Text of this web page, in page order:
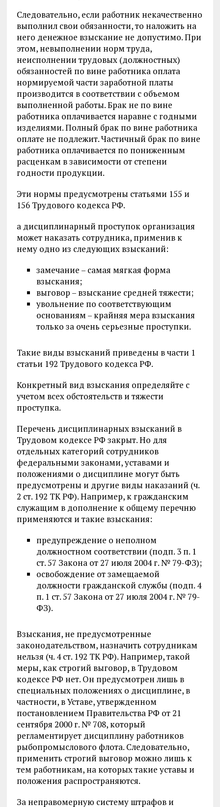
Следовательно, если работник некачественно
выполнил свои обязанности, то наложить на
него денежное взыскание не допустимо. При
этом, невыполнении норм труда,
неисполнении трудовых (должностных)
обязанностей по вине работника оплата
нормируемой части заработной платы
производится в соответствии с объемом
выполненной работы. Брак не по вине
работника оплачивается наравне с годными
изделиями. Полный брак по вине работника
оплате не подлежит. Частичный брак по вине
работника оплачивается по пониженным
расценкам в зависимости от степени
годности продукции.
Эти нормы предусмотрены статьями 155 и
156 Трудового кодекса РФ.
а дисциплинарный проступок организация
может наказать сотрудника, применив к
нему одно из следующих взысканий:
замечание – самая мягкая форма
взыскания;
выговор – взыскание средней тяжести;
увольнение по соответствующим
основаниям – крайняя мера взыскания
только за очень серьезные проступки.
Такие виды взысканий приведены в части 1
статьи 192 Трудового кодекса РФ.
Конкретный вид взыскания определяйте с
учетом всех обстоятельств и тяжести
проступка.
Перечень дисциплинарных взысканий в
Трудовом кодексе РФ закрыт. Но для
отдельных категорий сотрудников
федеральными законами, уставами и
положениями о дисциплине могут быть
предусмотрены и другие виды наказаний (ч.
2 ст. 192 ТК РФ). Например, к гражданским
служащим в дополнение к общему перечню
применяются и такие взыскания:
предупреждение о неполном
должностном соответствии (подп. 3 п. 1
ст. 57 Закона от 27 июля 2004 г. № 79-ФЗ);
освобождение от замещаемой
должности гражданской службы (подп. 4
п. 1 ст. 57 Закона от 27 июля 2004 г. № 79-
ФЗ).
Взыскания, не предусмотренные
законодательством, назначить сотрудникам
нельзя (ч. 4 ст. 192 ТК РФ). Например, такой
меры, как строгий выговор, в Трудовом
кодексе РФ нет. Он предусмотрен лишь в
специальных положениях о дисциплине, в
частности, в Уставе, утвержденном
постановлением Правительства РФ от 21
сентября 2000 г. № 708, который
регламентирует дисциплину работников
рыбопромыслового флота. Следовательно,
применить строгий выговор можно лишь к
тем работникам, на которых такие уставы и
положения распространяются.
За неправомерную систему штрафов и